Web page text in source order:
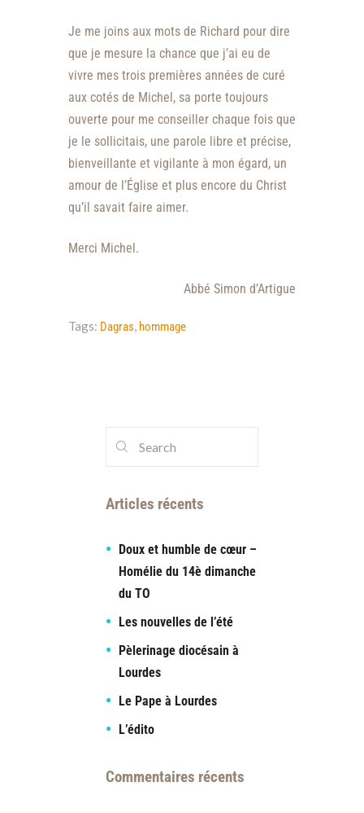
Je me joins aux mots de Richard pour dire
que je mesure la chance que j’ai eu de
vivre mes trois premières années de curé
aux cotés de Michel, sa porte toujours
ouverte pour me conseiller chaque fois que
je le sollicitais, une parole libre et précise,
bienveillante et vigilante à mon égard, un
amour de l’Église et plus encore du Christ
qu’il savait faire aimer.
Merci Michel.
Abbé Simon d’Artigue
Tags: Dagras, hommage
Articles récents
Doux et humble de cœur –
Homélie du 14è dimanche
du TO
Les nouvelles de l’été
Pèlerinage diocésain à
Lourdes
Le Pape à Lourdes
L’édito
Commentaires récents